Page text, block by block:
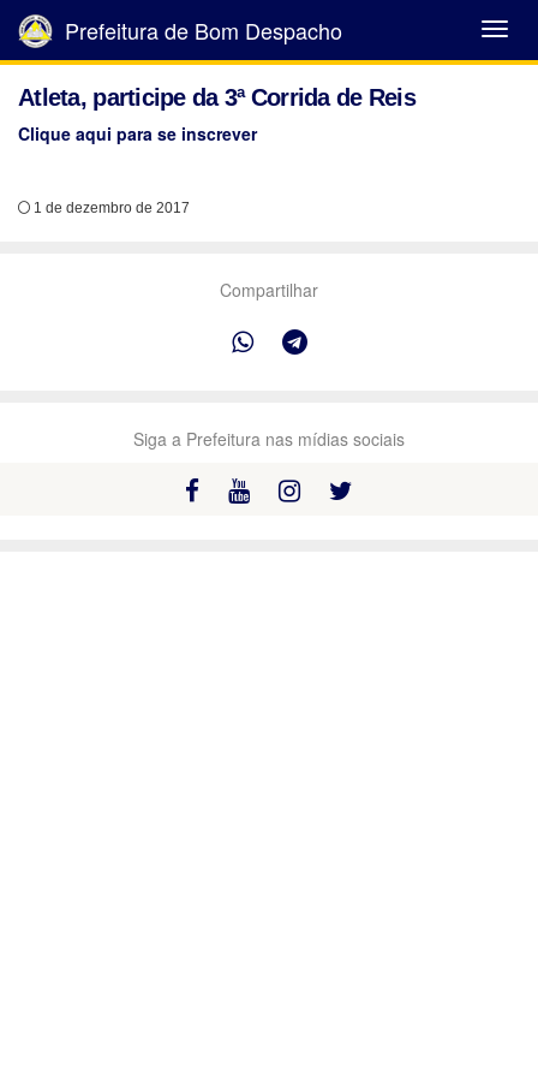
Abrir
Menu
Prefeitura de Bom Despacho
Atleta, participe da 3ª Corrida de Reis
Clique aqui para se inscrever
1 de dezembro de 2017
Compartilhar
Siga a Prefeitura nas mídias sociais